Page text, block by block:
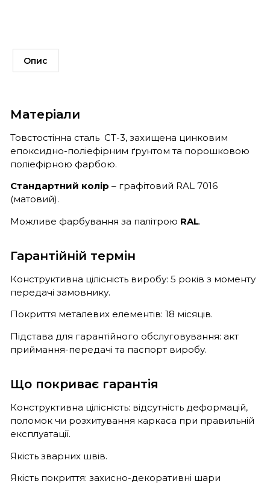
Опис
Матеріали
Товстостінна сталь СТ-3, захищена цинковим
епоксидно-поліефірним ґрунтом та порошковою
поліефірною фарбою.
Стандартний колір – графітовий RAL 7016
(матовий).
Можливе фарбування за палітрою RAL.
Гарантійній термін
Конструктивна цілісність виробу: 5 років з моменту
передачі замовнику.
Покриття металевих елементів: 18 місяців.
Підстава для гарантійного обслуговування: акт
приймання-передачі та паспорт виробу.
Що покриває гарантія
Конструктивна цілісність: відсутність деформацій,
поломок чи розхитування каркаса при правильній
експлуатації.
Якість зварних швів.
Якість покриття: захисно-декоративні шари